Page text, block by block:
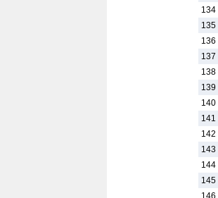
134
135
136
137
138
139
140
141
142
143
144
145
146